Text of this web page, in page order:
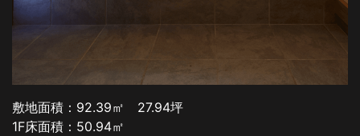
敷地面積：92.39㎡ 27.94坪
1F床面積：50.94㎡